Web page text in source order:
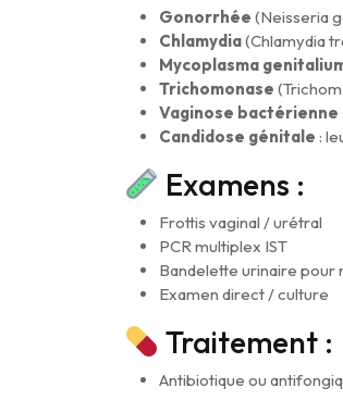
Gonorrhée (Neisseria
Chlamydia(Chlamydia
Mycoplasma
Trichomonase
Vaginose bactérienne
Candidose génitale :
Examens :
Frottis vaginal / urétral
PCR multiplex IST
Bandelette urinaire
Examen direct / culture
Traitement :
Antibiotique ou